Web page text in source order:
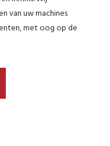
van uw machines
met oog op de